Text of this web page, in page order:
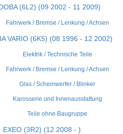
(6L2) (09 2002 - 11 2009)
Fahrwerk / Bremse / Lenkung / Achsen
VARIO (6K5) (08 1996 - 12 2002)
Elektrik / Technische Teile
Fahrwerk / Bremse / Lenkung / Achsen
Glas / Scheinwerfer / Blinker
Karosserie und Innenausstattung
Teile ohne Baugruppe
EXEO (3R2) (12 2008 - )